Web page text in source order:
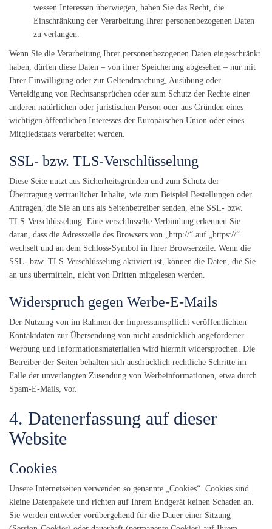
wessen Interessen überwiegen, haben Sie das Recht, die
Einschränkung der Verarbeitung Ihrer personenbezogenen Daten
zu verlangen.
Wenn Sie die Verarbeitung Ihrer personenbezogenen Daten eingeschränkt
haben, dürfen diese Daten – von ihrer Speicherung abgesehen – nur mit
Ihrer Einwilligung oder zur Geltendmachung, Ausübung oder
Verteidigung von Rechtsansprüchen oder zum Schutz der Rechte einer
anderen natürlichen oder juristischen Person oder aus Gründen eines
wichtigen öffentlichen Interesses der Europäischen Union oder eines
Mitgliedstaats verarbeitet werden.
SSL- bzw. TLS-Verschlüsselung
Diese Seite nutzt aus Sicherheitsgründen und zum Schutz der
Übertragung vertraulicher Inhalte, wie zum Beispiel Bestellungen oder
Anfragen, die Sie an uns als Seitenbetreiber senden, eine SSL- bzw.
TLS-Verschlüsselung. Eine verschlüsselte Verbindung erkennen Sie
daran, dass die Adresszeile des Browsers von „http://“ auf „https://“
wechselt und an dem Schloss-Symbol in Ihrer Browserzeile. Wenn die
SSL- bzw. TLS-Verschlüsselung aktiviert ist, können die Daten, die Sie
an uns übermitteln, nicht von Dritten mitgelesen werden.
Widerspruch gegen Werbe-E-Mails
Der Nutzung von im Rahmen der Impressumspflicht veröffentlichten
Kontaktdaten zur Übersendung von nicht ausdrücklich angeforderter
Werbung und Informationsmaterialien wird hiermit widersprochen. Die
Betreiber der Seiten behalten sich ausdrücklich rechtliche Schritte im
Falle der unverlangten Zusendung von Werbeinformationen, etwa durch
Spam-E-Mails, vor.
4. Datenerfassung auf dieser
Website
Cookies
Unsere Internetseiten verwenden so genannte „Cookies“. Cookies sind
kleine Datenpakete und richten auf Ihrem Endgerät keinen Schaden an.
Sie werden entweder vorübergehend für die Dauer einer Sitzung